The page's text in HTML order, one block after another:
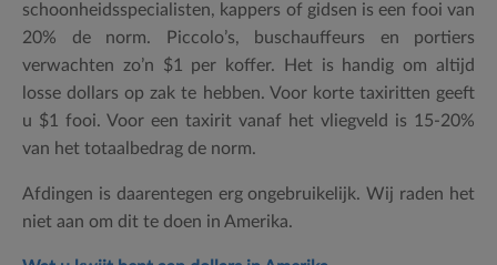
schoonheidsspecialisten, kappers of gidsen is een fooi van
20% de norm. Piccolo’s, buschauffeurs en portiers
verwachten zo’n $1 per koffer. Het is handig om altijd
losse dollars op zak te hebben. Voor korte taxiritten geeft
u $1 fooi. Voor een taxirit vanaf het vliegveld is 15-20%
van het totaalbedrag de norm.
Afdingen is daarentegen erg ongebruikelijk. Wij raden het
niet aan om dit te doen in Amerika.